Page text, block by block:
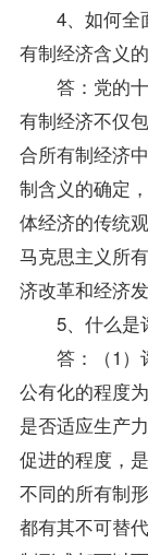
4、如何全
有制经济含义
答：党的十
有制经济不仅
合所有制经济
制含义的确定
体经济的传统
马克思主义所
济改革和经济
5、什么是
答：（1）
公有化的程度
是否适应生产
促进的程度，
不同的所有制
都有其不可替